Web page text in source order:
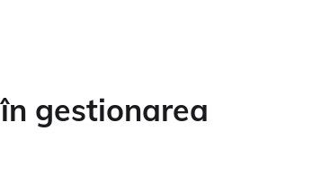
gestionarea